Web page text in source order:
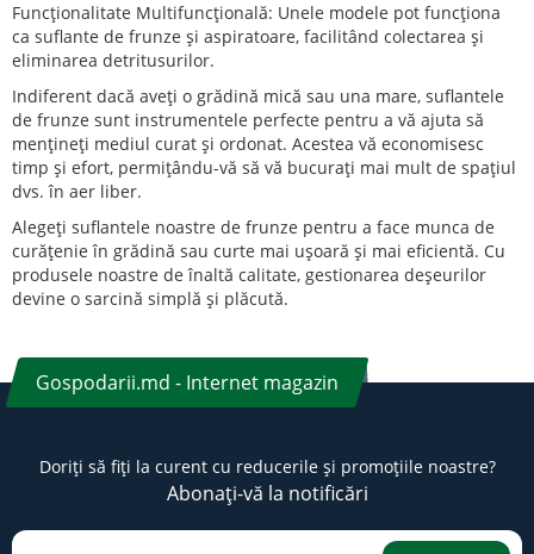
Funcționalitate Multifuncțională: Unele modele pot funcționa
ca suflante de frunze și aspiratoare, facilitând colectarea și
eliminarea detritusurilor.
Indiferent dacă aveți o grădină mică sau una mare, suflantele
de frunze sunt instrumentele perfecte pentru a vă ajuta să
mențineți mediul curat și ordonat. Acestea vă economisesc
timp și efort, permițându-vă să vă bucurați mai mult de spațiul
dvs. în aer liber.
Alegeți suflantele noastre de frunze pentru a face munca de
curățenie în grădină sau curte mai ușoară și mai eficientă. Cu
produsele noastre de înaltă calitate, gestionarea deșeurilor
devine o sarcină simplă și plăcută.
Gospodarii.md - Internet magazin
Doriți să fiți la curent cu reducerile și promoțiile noastre?
Abonați-vă la notificări